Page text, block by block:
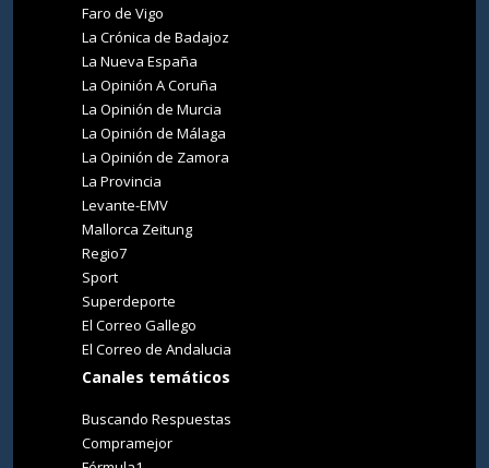
Faro de Vigo
La Crónica de Badajoz
La Nueva España
La Opinión A Coruña
La Opinión de Murcia
La Opinión de Málaga
La Opinión de Zamora
La Provincia
Levante-EMV
Mallorca Zeitung
Regio7
Sport
Superdeporte
El Correo Gallego
El Correo de Andalucia
Canales temáticos
Buscando Respuestas
Compramejor